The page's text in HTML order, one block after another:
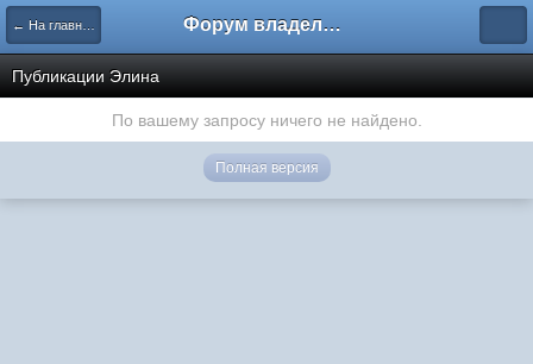
← На главную Форум владельцев интернет-магазинов
Публикации Элина
По вашему запросу ничего не найдено.
Полная версия